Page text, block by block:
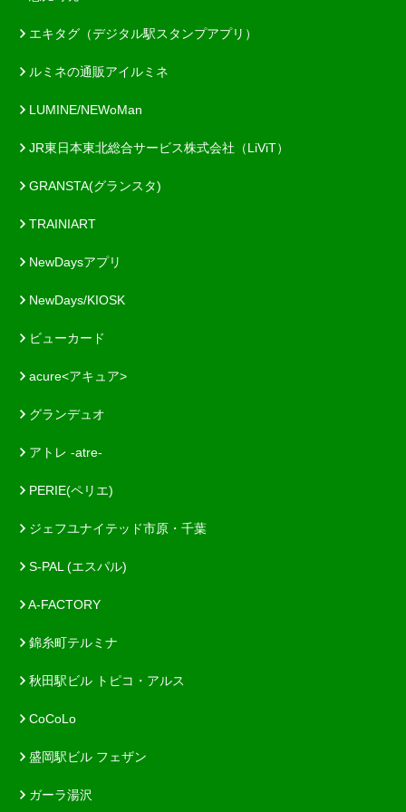
エキタグ（デジタル駅スタンプアプリ）
ルミネの通販アイルミネ
LUMINE/NEWoMan
JR東日本東北総合サービス株式会社（LiViT）
GRANSTA(グランスタ)
TRAINIART
NewDaysアプリ
NewDays/KIOSK
ビューカード
acure<アキュア>
グランデュオ
アトレ -atre-
PERIE(ペリエ)
ジェフユナイテッド市原・千葉
S-PAL (エスパル)
A-FACTORY
錦糸町テルミナ
秋田駅ビル トピコ・アルス
CoCoLo
盛岡駅ビル フェザン
ガーラ湯沢